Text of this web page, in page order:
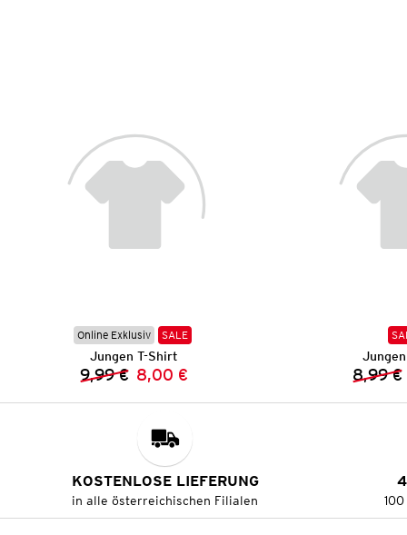
Online Exklusiv SALE
Jungen T-Shirt
Vorheriger Preis:
9,99 € Neuer Preis:
8,00 € 8,99 €
KOSTENLOSE LIEFERUNG
in alle österreichischen Filialen